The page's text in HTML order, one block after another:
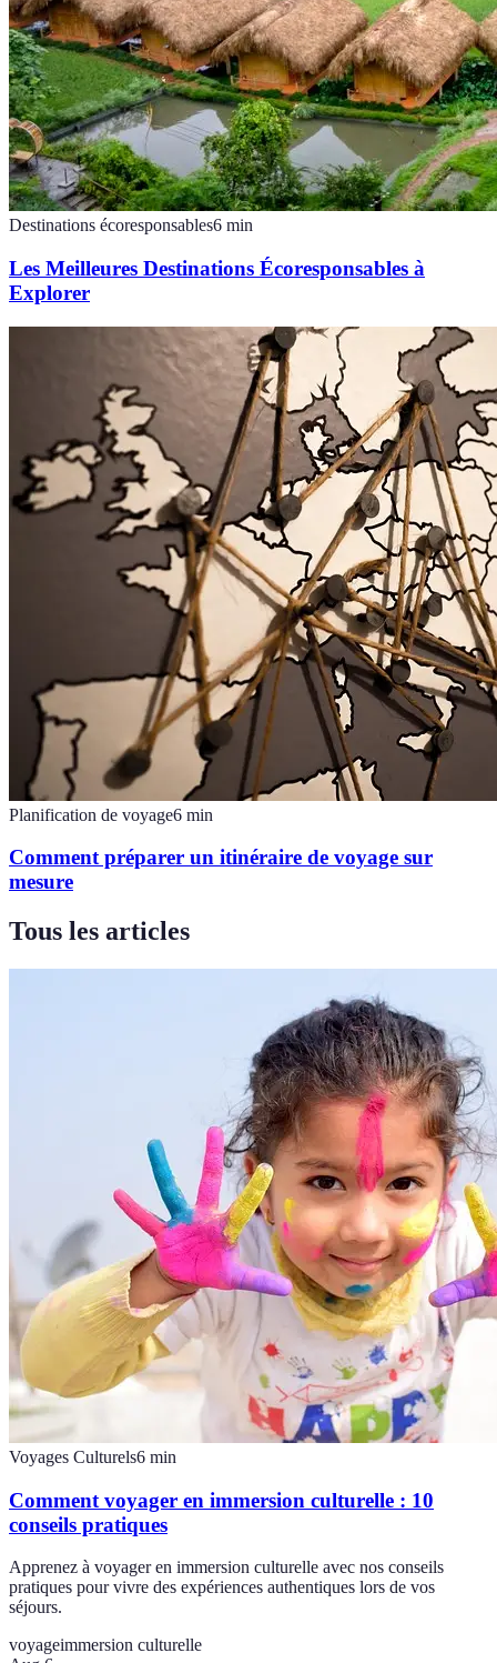
Destinations écoresponsables6 min
Les Meilleures Destinations Écoresponsables à
Explorer
Planification de voyage6 min
Comment préparer un itinéraire de voyage sur
mesure
Tous les articles
Voyages Culturels6 min
Comment voyager en immersion culturelle : 10
conseils pratiques
Apprenez à voyager en immersion culturelle avec nos conseils
pratiques pour vivre des expériences authentiques lors de vos
séjours.
voyageimmersion culturelle